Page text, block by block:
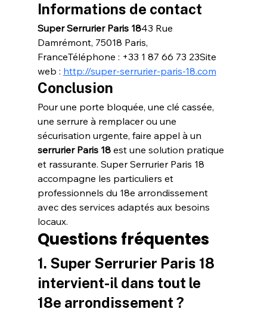
Informations de contact
Super Serrurier Paris 1843 Rue
Damrémont, 75018 Paris,
FranceTéléphone : +33 1 87 66 73 23Site
web : http://super-serrurier-paris-18.com
Conclusion
Pour une porte bloquée, une clé cassée,
une serrure à remplacer ou une
sécurisation urgente, faire appel à un
serrurier Paris 18 est une solution pratique
et rassurante. Super Serrurier Paris 18
accompagne les particuliers et
professionnels du 18e arrondissement
avec des services adaptés aux besoins
locaux.
Questions fréquentes
1. Super Serrurier Paris 18
intervient-il dans tout le
18e arrondissement ?